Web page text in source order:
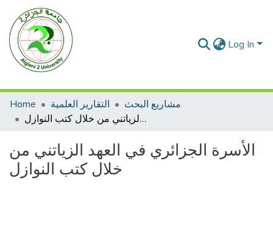
Log In
Home التقارير العلمية
مشاريع البحث
الأسرة الجزائري في العهد الزياتني من خلال كتب النوازل
الأسرة الجزائري في العهد الزياتني من
خلال كتب النوازل